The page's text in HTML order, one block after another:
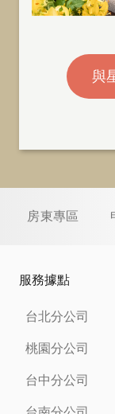
與
房東專區
服務據點
台北分公司
桃園分公司
台中分公司